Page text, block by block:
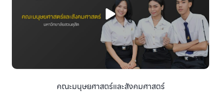
คณะมนุษยศาสตร์และสังคมศาสตร์